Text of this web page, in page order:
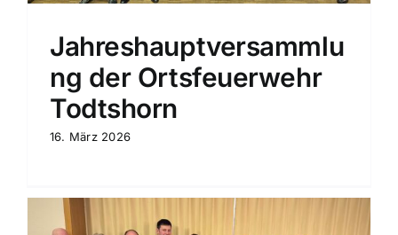
Jahreshauptversammlu
ng der Ortsfeuerwehr
Todtshorn
16. März 2026